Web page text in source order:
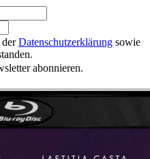
derDatenschutzerklärung sowie
abonnieren.